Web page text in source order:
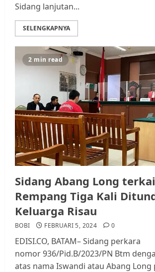
Sidang lanjutan...
SELENGKAPNYA
2 min read
Sidang Abang Long
Rempang Tiga Kali
Keluarga Risau
BOBI FEBRUARI 5, 2024 0
EDISI.CO, BATAM– Sidang perkara
nomor 936/Pid.B/2023/PN Btm
atas nama Iswandi atau Abang Long